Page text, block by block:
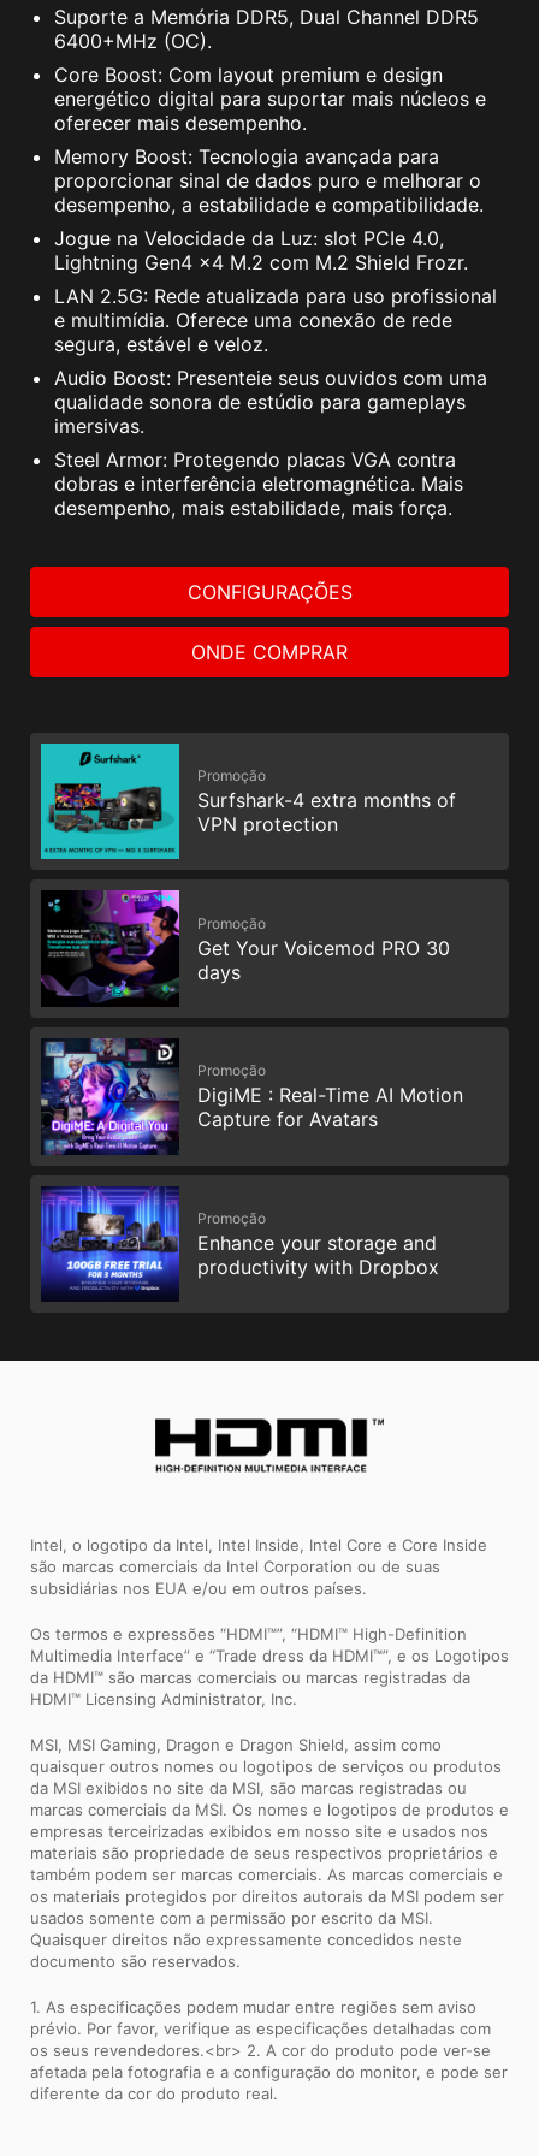
drivers UEFI firmware, aplicativos
EFI e o sistema operacional. O PC
inicializa contanto que as
assinaturas sejam válidas.
RESIZABLE BAR
O Resizable BAR (Re-Size BAR) é um recurso
PCI Express avançado que permite que a CPU
acesse o frame buffer da GPU inteiro de uma
só vez, aumentando o desempenho.
Suporte a Memória DDR5, Dual Channel DDR5
6400+MHz (OC).
Core Boost: Com layout premium e design
energético digital para suportar mais núcleos e
oferecer mais desempenho.
Memory Boost: Tecnologia avançada para
proporcionar sinal de dados puro e melhorar o
desempenho, a estabilidade e compatibilidade.
Jogue na Velocidade da Luz: slot PCIe 4.0,
Lightning Gen4 x4 M.2 com M.2 Shield Frozr.
LAN 2.5G: Rede atualizada para uso profissional
e multimídia. Oferece uma conexão de rede
segura, estável e veloz.
Audio Boost: Presenteie seus ouvidos com uma
qualidade sonora de estúdio para gameplays
imersivas.
Steel Armor: Protegendo placas VGA contra
dobras e interferência eletromagnética. Mais
desempenho, mais estabilidade, mais força.
CONFIGURAÇÕES
ONDE COMPRAR
Promoção
Surfshark-4 extra months of
VPN protection
Promoção
Get Your Voicemod PRO 30
days
Promoção
DigiME : Real-Time AI Motion
Capture for Avatars
Promoção
Enhance your storage and
productivity with Dropbox
Intel, o logotipo da Intel, Intel Inside, Intel Core e Core Inside
são marcas comerciais da Intel Corporation ou de suas
subsidiárias nos EUA e/ou em outros países.
Os termos e expressões “HDMI™”, “HDMI™ High-Definition
Multimedia Interface” e “Trade dress da HDMI™”, e os Logotipos
da HDMI™ são marcas comerciais ou marcas registradas da
HDMI™ Licensing Administrator, Inc.
MSI, MSI Gaming, Dragon e Dragon Shield, assim como
quaisquer outros nomes ou logotipos de serviços ou produtos
da MSI exibidos no site da MSI, são marcas registradas ou
marcas comerciais da MSI. Os nomes e logotipos de produtos e
empresas terceirizadas exibidos em nosso site e usados ​​nos
materiais são propriedade de seus respectivos proprietários e
também podem ser marcas comerciais. As marcas comerciais e
os materiais protegidos por direitos autorais da MSI podem ser
usados ​​somente com a permissão por escrito da MSI.
Quaisquer direitos não expressamente concedidos neste
documento são reservados.
1. As especificações podem mudar entre regiões sem aviso
prévio. Por favor, verifique as especificações detalhadas com
os seus revendedores.<br> 2. A cor do produto pode ver-se
afetada pela fotografia e a configuração do monitor, e pode ser
diferente da cor do produto real.